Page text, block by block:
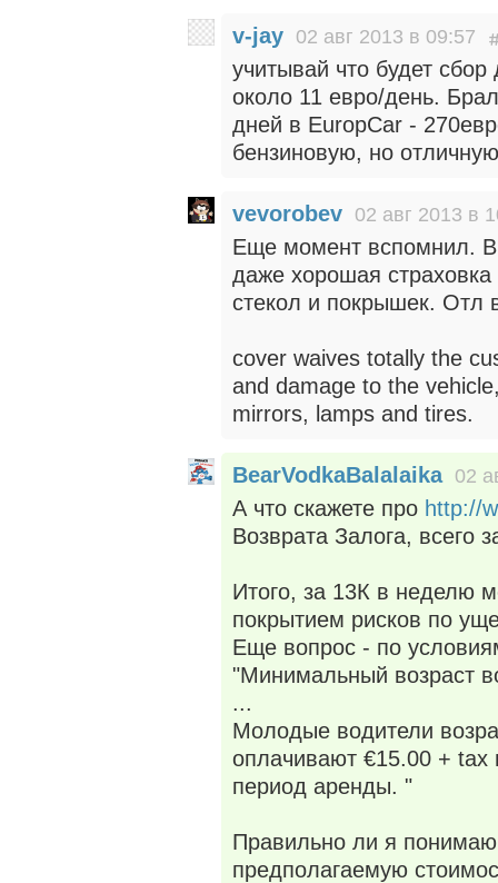
v-jay 02 авг 2013 в 09:57
учитывай что будет
около 11 евро/день.
дней в EuropCar -
бензиновую, но
vevorobev 02 авг 2013 в
Еще момент вспомнил.
даже хорошая
стекол и покрышек. Отл
cover waives totally the
and damage to the
mirrors, lamps and tires.
BearVodkaBalalaika 02
А что скажете про http://
Возврата Залога, всего
Итого, за 13К в неделю
покрытием рисков по
Еще вопрос - по
"Минимальный возраст
...
Молодые водители
оплачивают €15.00 + tax
период аренды. "
Правильно ли я
предполагаемую